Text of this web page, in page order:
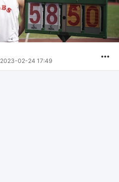
2023-02-24 17:49